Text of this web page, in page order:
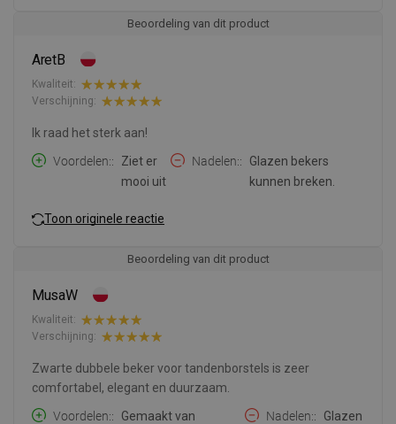
Beoordeling van dit product
AretB
Kwaliteit:
Verschijning:
Ik raad het sterk aan!
Voordelen:
Ziet er
mooi uit
Nadelen:
Glazen bekers
kunnen breken.
Toon originele reactie
Beoordeling van dit product
MusaW
Kwaliteit:
Verschijning:
Zwarte dubbele beker voor tandenborstels is zeer
comfortabel, elegant en duurzaam.
Voordelen:
Gemaakt van
Nadelen:
Glazen